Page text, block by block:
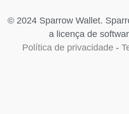
© 2024 Sparrow Wallet.
a licença de
Política de privacidade -